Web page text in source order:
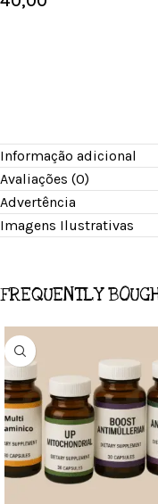
Informação adicional
Avaliações (0)
Advertência
Imagens Ilustrativas
FREQUENTLY